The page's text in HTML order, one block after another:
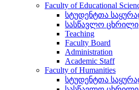
Faculty of Educational
სტუდენტთა
სასწავლო ცხრილი
Teaching
Faculty Board
Administration
Academic Staff
Faculty of Humanities
სტუდენტთა